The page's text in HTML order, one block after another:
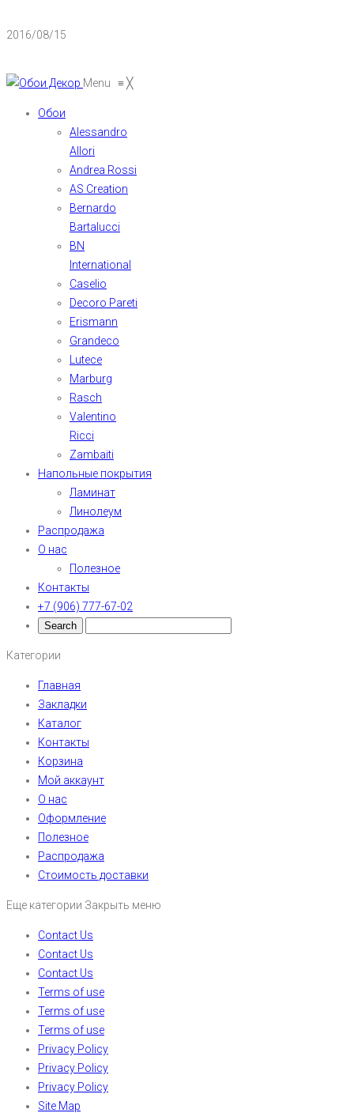
2016/08/15
Menu ≡╳
Обои
Alessandro
Allori
Andrea Rossi
AS Creation
Bernardo
Bartalucci
BN
International
Caselio
Decoro Pareti
Erismann
Grandeco
Lutece
Marburg
Rasch
Valentino
Ricci
Zambaiti
Напольные покрытия
Ламинат
Линолеум
Распродажа
О нас
Полезное
Контакты
+7 (906) 777-67-02
Категории
Главная
Закладки
Каталог
Контакты
Корзина
Мой аккаунт
О нас
Оформление
Полезное
Распродажа
Стоимость доставки
Еще категории Закрыть меню
Contact Us
Contact Us
Contact Us
Terms of use
Terms of use
Terms of use
Privacy Policy
Privacy Policy
Privacy Policy
Site Map